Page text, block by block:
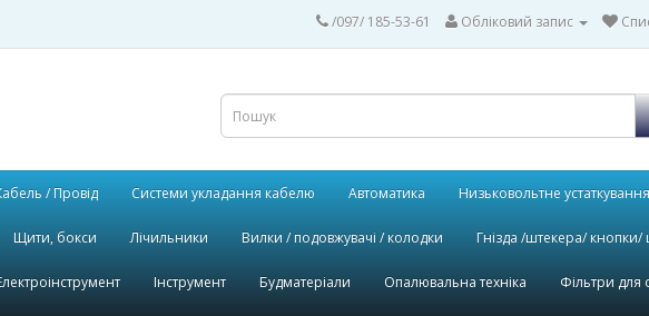
/097/ 185-53-61 Обліковий запис
/ Провід Системи укладання кабелю Автоматика Низьковольтне устаткування
Щити, бокси Лічильники Вилки / подовжувачі / колодки Гнізда /штекера/
Інструмент Будматеріали Опалювальна техніка Фільтри